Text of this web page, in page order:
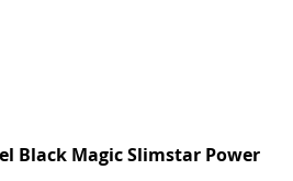
Black Magic Slimstar Power